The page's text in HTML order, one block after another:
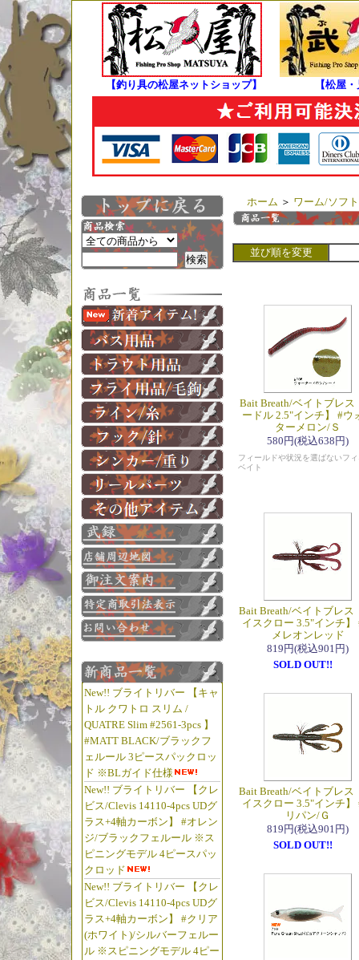
【釣り具の松屋ネットショップ】 【松屋
New!! ブライトリバー 【キャ
トル クワトロ スリム /
QUATRE Slim #2561-3pcs 】
#MATT BLACK/ブラックフ
ェルール 3ピースパックロッ
ド ※BLガイド仕様
New!! ブライトリバー 【クレ
ビス/Clevis 14110-4pcs UDグ
ラス+4軸カーボン】 #オレン
ジ/ブラックフェルール ※ス
ピニングモデル 4ピースパッ
クロッド
New!! ブライトリバー 【クレ
ビス/Clevis 14110-4pcs UDグ
ラス+4軸カーボン】 #クリア
(ホワイト)/シルバーフェルー
ル ※スピニングモデル 4ピー
ホーム ＞ ワーム/ソフ
並び順を変更
Bait Breath/ベイトブレス
ードル 2.5"インチ】 #ウ
ターメロン/Ｓ
580円(税込638円)
フィールドや状況を選ばないフ
ベイト
Bait Breath/ベイトブレス
イスクロー 3.5"インチ】
メレオンレッド
819円(税込901円)
SOLD OUT!!
Bait Breath/ベイトブレス
イスクロー 3.5"インチ】
リパン/Ｇ
819円(税込901円)
SOLD OUT!!